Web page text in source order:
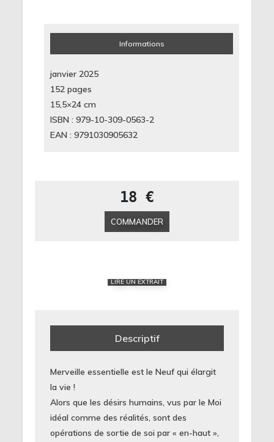
Informations
janvier 2025
152 pages
15,5×24 cm
ISBN : 979-10-309-0563-2
EAN : 9791030905632
18 €
COMMANDER
LIRE UN EXTRAIT
Descriptif
Merveille essentielle est le Neuf qui élargit
la vie !
Alors que les désirs humains, vus par le Moi
idéal comme des réalités, sont des
opérations de sortie de soi par « en-haut »,